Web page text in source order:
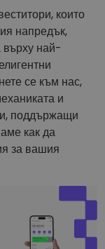
които
напредък,
най-
се към нас,
и
поддържащи
как да
за вашия